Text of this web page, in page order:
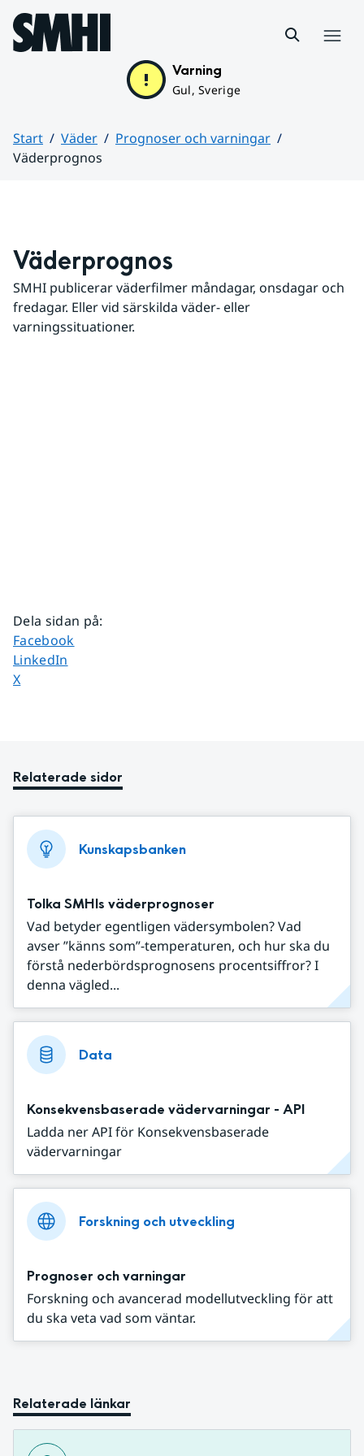
Hoppa till sidans innehåll
Varning
Gul, Sverige
Start Väder
Prognoser och varningar
Väderprognos
Väderprognos
SMHI publicerar väderfilmer måndagar, onsdagar och
fredagar. Eller vid särskilda väder- eller
varningssituationer.
Dela sidan på:
Dela sidan på
Facebook
Dela sidan på
LinkedIn
Dela sidan på
X
Relaterade sidor
Kunskapsbanken
Tolka SMHIs väderprognoser
Vad betyder egentligen vädersymbolen? Vad
avser ”känns som”-temperaturen, och hur ska du
förstå nederbördsprognosens procentsiffror? I
denna vägled...
Data
Konsekvensbaserade vädervarningar - API
Ladda ner API för Konsekvensbaserade
vädervarningar
Forskning och utveckling
Prognoser och varningar
Forskning och avancerad modellutveckling för att
du ska veta vad som väntar.
Relaterade länkar